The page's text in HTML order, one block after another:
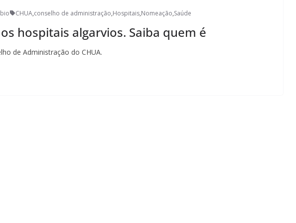
CHUA,conselho de administração,Hospitais,Nomeação,Saúde
hospitais algarvios. Saiba quem é
de Administração do CHUA.